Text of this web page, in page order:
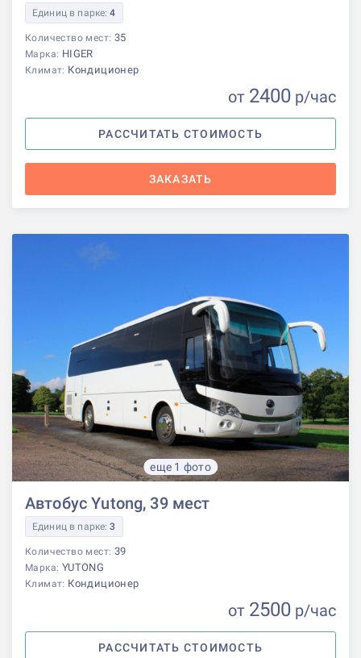
Единиц в парке:4
Количество мест: 35
Марка: HIGER
Климат: Кондиционер
от 2400 р/час
РАССЧИТАТЬ СТОИМОСТЬ
ЗАКАЗАТЬ
еще 1 фото
Автобус Yutong, 39 мест
Единиц в парке:3
Количество мест: 39
Марка: YUTONG
Климат: Кондиционер
от 2500 р/час
РАССЧИТАТЬ СТОИМОСТЬ